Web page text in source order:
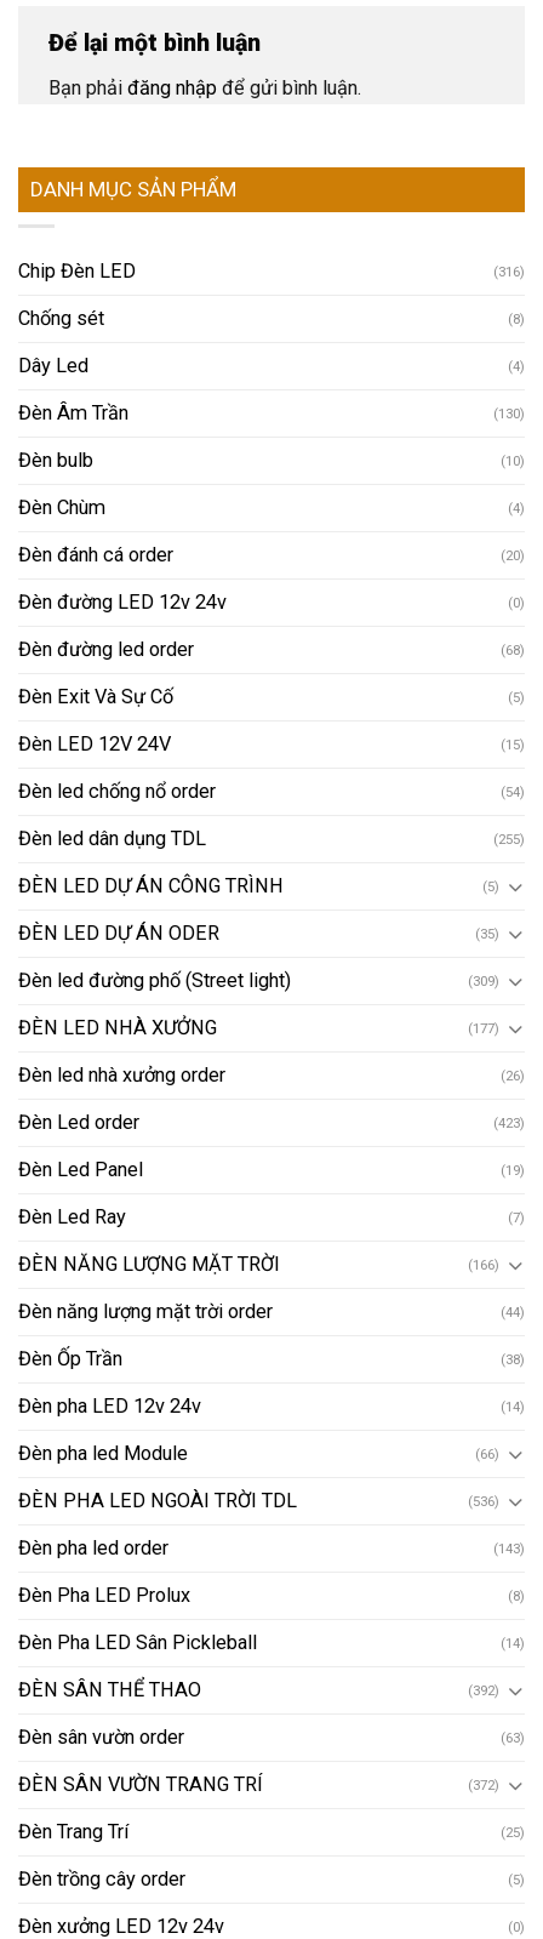
Để lại một bình luận
Bạn phải đăng nhập để gửi bình luận.
DANH MỤC SẢN PHẨM
Chip Đèn LED (316)
Chống sét (8)
Dây Led (4)
Đèn Âm Trần (130)
Đèn bulb (10)
Đèn Chùm (4)
Đèn đánh cá order (20)
Đèn đường LED 12v 24v (0)
Đèn đường led order (68)
Đèn Exit Và Sự Cố (5)
Đèn LED 12V 24V (15)
Đèn led chống nổ order (54)
Đèn led dân dụng TDL (255)
ĐÈN LED DỰ ÁN CÔNG TRÌNH (5)
ĐÈN LED DỰ ÁN ODER (35)
Đèn led đường phố (Street light) (309)
ĐÈN LED NHÀ XƯỞNG (177)
Đèn led nhà xưởng order (26)
Đèn Led order (423)
Đèn Led Panel (19)
Đèn Led Ray (7)
ĐÈN NĂNG LƯỢNG MẶT TRỜI (166)
Đèn năng lượng mặt trời order (44)
Đèn Ốp Trần (38)
Đèn pha LED 12v 24v (14)
Đèn pha led Module (66)
ĐÈN PHA LED NGOÀI TRỜI TDL (536)
Đèn pha led order (143)
Đèn Pha LED Prolux (8)
Đèn Pha LED Sân Pickleball (14)
ĐÈN SÂN THỂ THAO (392)
Đèn sân vườn order (63)
ĐÈN SÂN VƯỜN TRANG TRÍ (372)
Đèn Trang Trí (25)
Đèn trồng cây order (5)
Đèn xưởng LED 12v 24v (0)